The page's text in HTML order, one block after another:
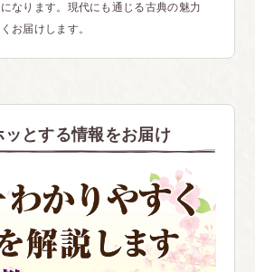
なります。現代にも通じる古典の魅力
お届けします。
ッとする情報をお届け